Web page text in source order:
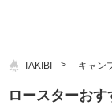
TAKIBI キャン
ロースターお